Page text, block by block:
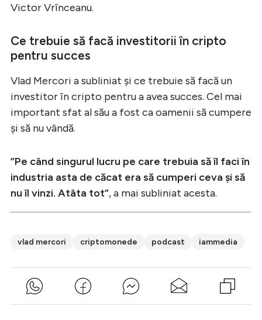
Victor Vrînceanu.
Ce trebuie să facă investitorii în cripto
pentru succes
Vlad Mercori a subliniat și ce trebuie să facă un
investitor în cripto pentru a avea succes. Cel mai
important sfat al său a fost ca oamenii să cumpere
și să nu vândă.
”Pe când singurul lucru pe care trebuia să îl faci în
industria asta de căcat era să cumperi ceva și să
nu îl vinzi. Atâta tot”, a mai subliniat acesta.
vlad mercori criptomonede podcast iammedia